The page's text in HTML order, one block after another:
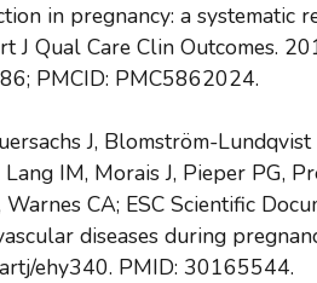
in pregnancy: a systematic
J Qual Care Clin Outcomes.
PMCID: PMC5862024.
J, Blomström-Lundqvist
IM, Morais J, Pieper PG,
CA; ESC Scientific
diseases during
ehy340. PMID: 30165544.